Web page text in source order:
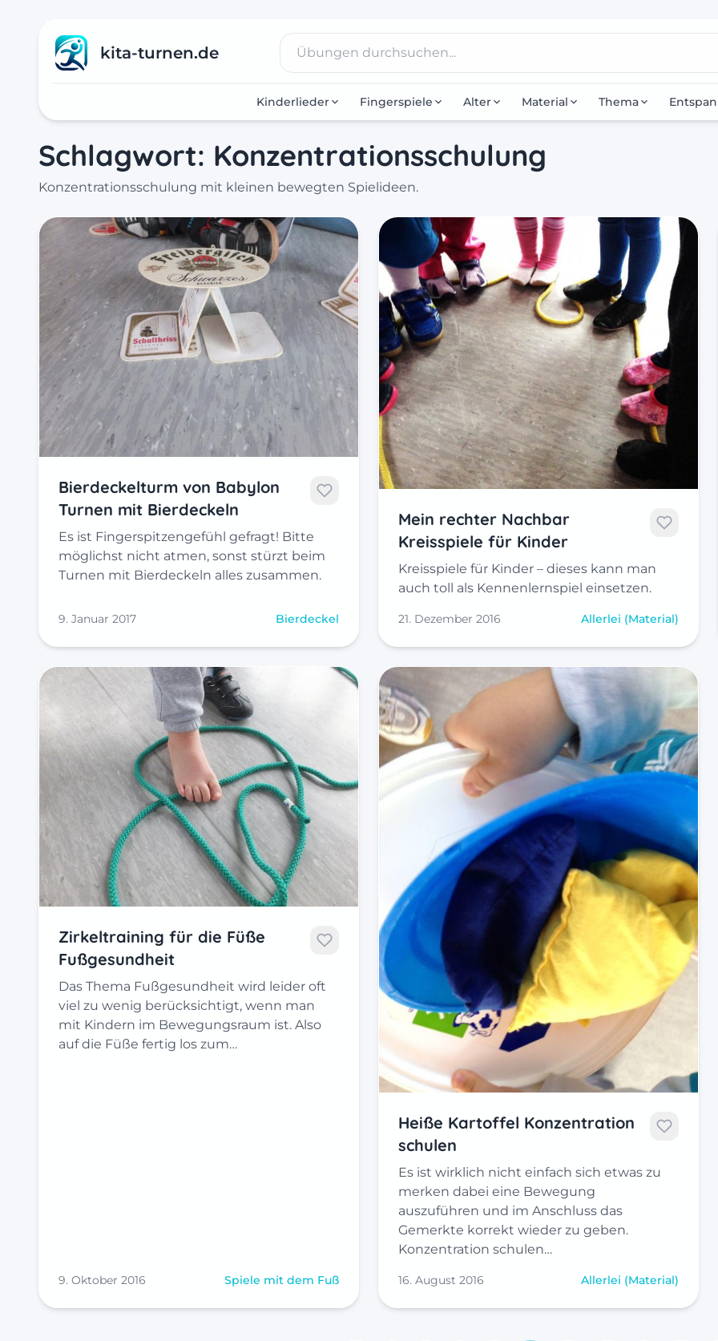
kita-turnen.de
Kinderlieder Fingerspiele Alter Material Thema
Schlagwort: Konzentrationsschulung
Konzentrationsschulung mit kleinen bewegten Spielideen.
Bierdeckelturm von Babylon
Turnen mit Bierdeckeln
Es ist Fingerspitzengefühl gefragt! Bitte
möglichst nicht atmen, sonst stürzt beim
Turnen mit Bierdeckeln alles zusammen.
9. Januar 2017 Bierdeckel
Mein rechter Nachbar
Kreisspiele für Kinder
Kreisspiele für Kinder – dieses kann man
auch toll als Kennenlernspiel einsetzen.
21. Dezember 2016 Allerlei (Material)
Zirkeltraining für die Füße
Fußgesundheit
Das Thema Fußgesundheit wird leider oft
viel zu wenig berücksichtigt, wenn man
mit Kindern im Bewegungsraum ist. Also
auf die Füße fertig los zum…
9. Oktober 2016 Spiele mit dem Fuß
Heiße Kartoffel Konzentration
schulen
Es ist wirklich nicht einfach sich etwas zu
merken dabei eine Bewegung
auszuführen und im Anschluss das
Gemerkte korrekt wieder zu geben.
Konzentration schulen…
16. August 2016 Allerlei (Material)